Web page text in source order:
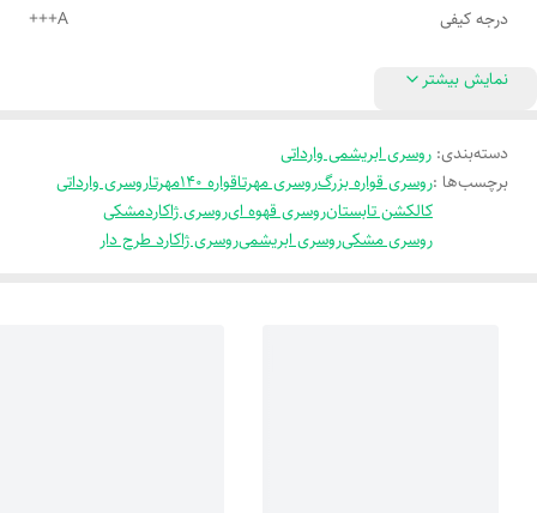
درجه کیفی A+++
نمایش بیشتر
دسته‌بندی: روسری ابریشمی وارداتی
برچسب‌ها :روسری قواره بزرگروسری مهرتاقواره 140 مهرتاروسری وارداتی
کالکشن تابستانروسری قهوه ایروسری ژاکاردمشکی
روسری مشکیروسری ابریشمیروسری ژاکارد طرح دار